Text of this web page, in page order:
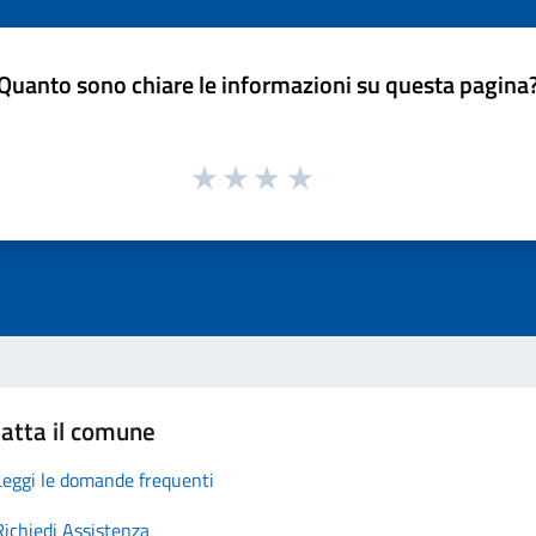
sono chiare le informazioni su questa
il comune
le domande frequenti
Assistenza